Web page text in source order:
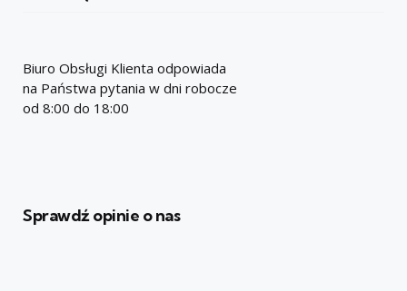
Biuro Obsługi Klienta odpowiada
na Państwa pytania w dni robocze
od 8:00 do 18:00
Sprawdź opinie o nas